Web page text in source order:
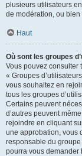
plusieurs utilisateurs
de modération, ou
Haut
Où sont les groupes
Vous pouvez consulter
« Groupes
vous souhaitez en
tous les groupes
Certains peuvent
d’autres peuvent
rejoindre en cliquant
une approbation, vous
responsable du
pourra vous demander